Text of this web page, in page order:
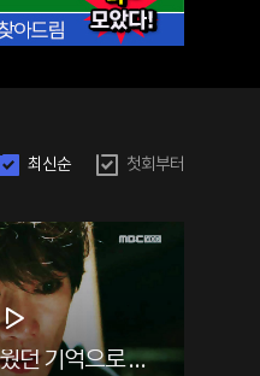
최신순 첫회부터
도망치자, 무서웠던 기억으로 부터